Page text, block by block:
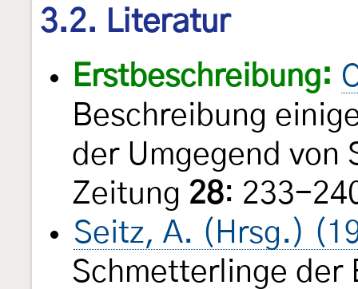
3.2. Literatur
Erstbeschreibung:
Beschreibung
der Umgegend
Zeitung 28: 233-
Seitz, A. (Hrsg.)
Schmetterlinge der